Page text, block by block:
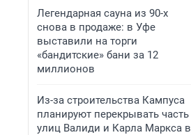
Легендарная сауна из 90-х
снова в продаже: в Уфе
выставили на торги
«бандитские» бани за 12
миллионов
Из-за строительства Кампуса
планируют перекрывать часть
улиц Валиди и Карла Маркса в